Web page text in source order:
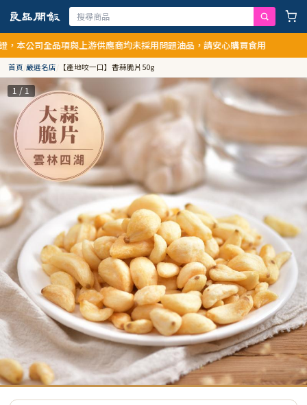
司全品項與上游供應商均未採用問題油品，請安心購買食用
首頁/嚴選名店/ 【產地咬一口】香蒜脆片50g
1 / 1